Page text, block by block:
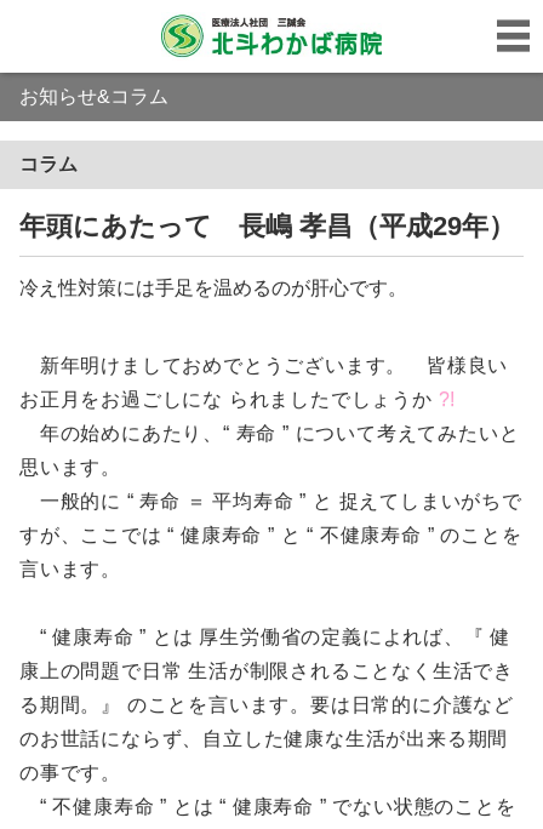
お知らせ&コラム
コラム
年頭にあたって 長嶋 孝昌（平成29年）
冷え性対策には手足を温めるのが肝心です。
新年明けましておめでとうございます。 皆様良い
お正月をお過ごしにな られましたでしょうか ?!
年の始めにあたり、“ 寿命 ” について考えてみたいと
思います。
一般的に “ 寿命 ＝ 平均寿命 ” と 捉えてしまいがちで
すが、ここでは “ 健康寿命 ” と “ 不健康寿命 ” のことを
言います。
“ 健康寿命 ” とは 厚生労働省の定義によれば、『 健
康上の問題で日常 生活が制限されることなく生活でき
る期間。』 のことを言います。要は日常的に介護など
のお世話にならず、自立した健康な生活が出来る期間
の事です。
“ 不健康寿命 ” とは “ 健康寿命 ” でない状態のことを